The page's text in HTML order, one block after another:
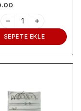
SEPETE EKLE